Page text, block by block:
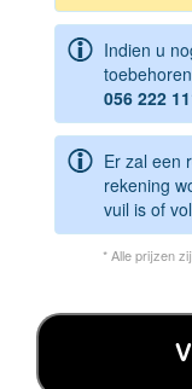
Indien u
056 222
Er zal een
rekening
vuil is of
* Alle prijzen